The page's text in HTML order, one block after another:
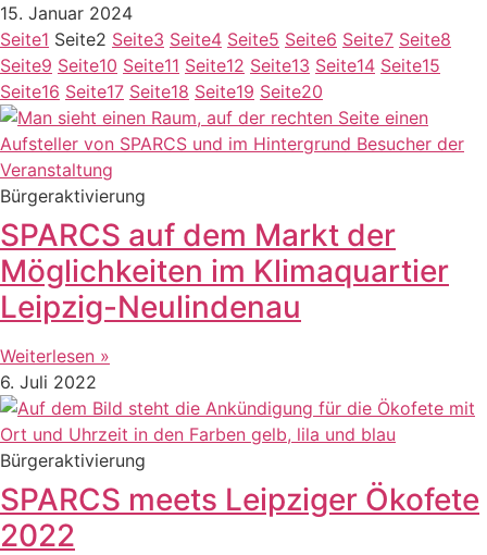
15. Januar 2024
Seite1 Seite2 Seite3 Seite4 Seite5 Seite6 Seite7 Seite8
Seite9 Seite10 Seite11 Seite12 Seite13 Seite14 Seite15
Seite16 Seite17 Seite18 Seite19 Seite20
Bürgeraktivierung
SPARCS auf dem Markt der
Möglichkeiten im Klimaquartier
Leipzig-Neulindenau
Weiterlesen »
6. Juli 2022
Bürgeraktivierung
SPARCS meets Leipziger Ökofete
2022